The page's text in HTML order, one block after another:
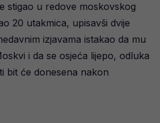
stigao u redove moskovskog
20 utakmica, upisavši dvije
izjavama istakao da mu
i da se osjeća lijepo, odluka
bit će donesena nakon